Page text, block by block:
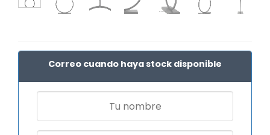
Correo cuando haya stock disponible